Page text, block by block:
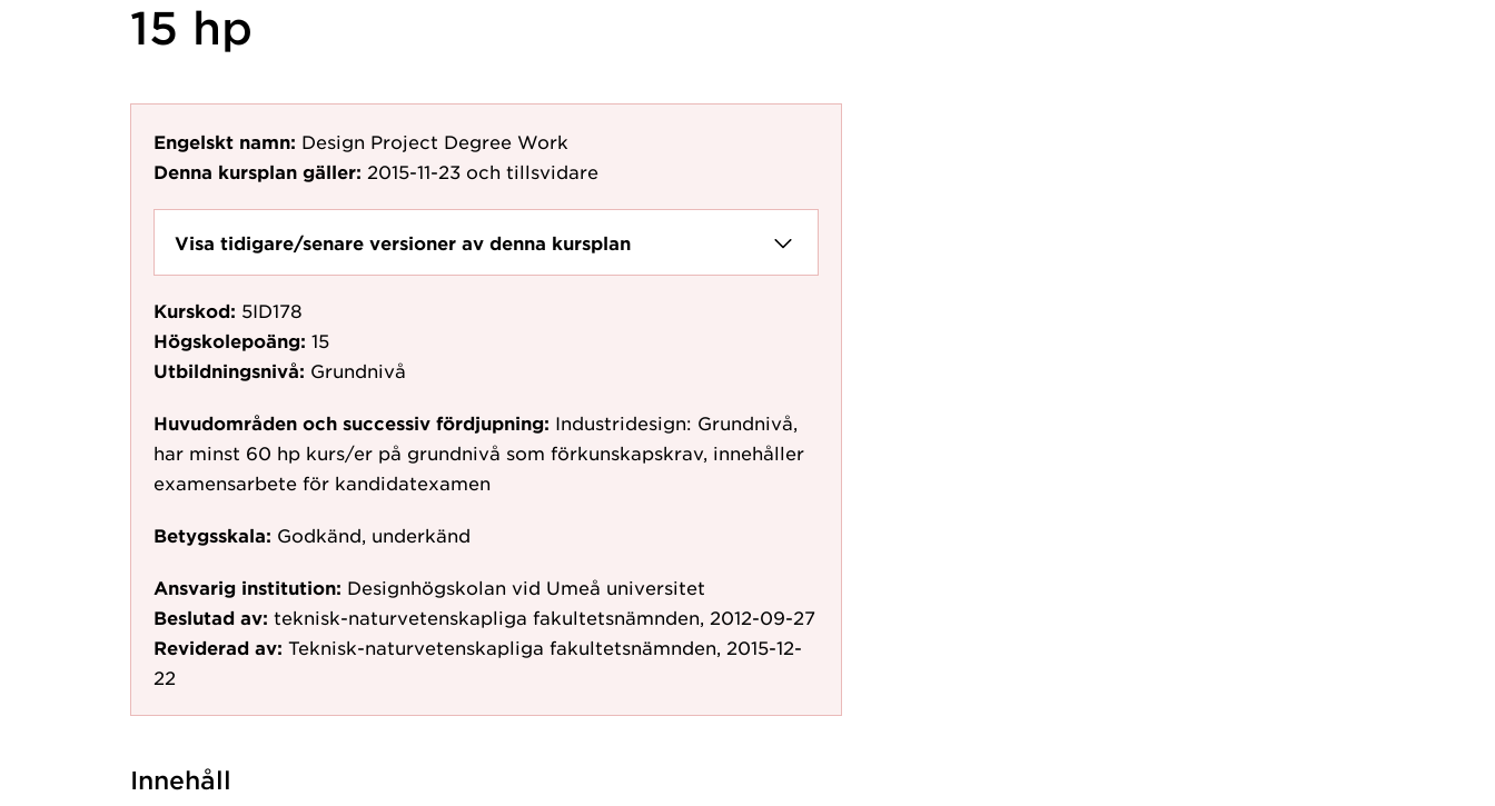
15 hp
Engelskt namn: Design Project Degree Work
Denna kursplan gäller: 2015-11-23 och tillsvidare
Visa tidigare/senare versioner av denna kursplan
Kurskod: 5ID178
Högskolepoäng: 15
Utbildningsnivå: Grundnivå
Huvudområden och successiv fördjupning: Industridesign: Grundnivå,
har minst 60 hp kurs/er på grundnivå som förkunskapskrav, innehåller
examensarbete för kandidatexamen
Betygsskala: Godkänd, underkänd
Ansvarig institution: Designhögskolan vid Umeå universitet
Beslutad av: teknisk-naturvetenskapliga fakultetsnämnden, 2012-09-27
Reviderad av: Teknisk-naturvetenskapliga fakultetsnämnden, 2015-12-
22
Innehåll